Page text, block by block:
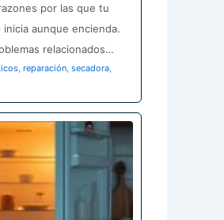
por las que tu
inicia aunque encienda.
relacionados…
, reparación, secadora,